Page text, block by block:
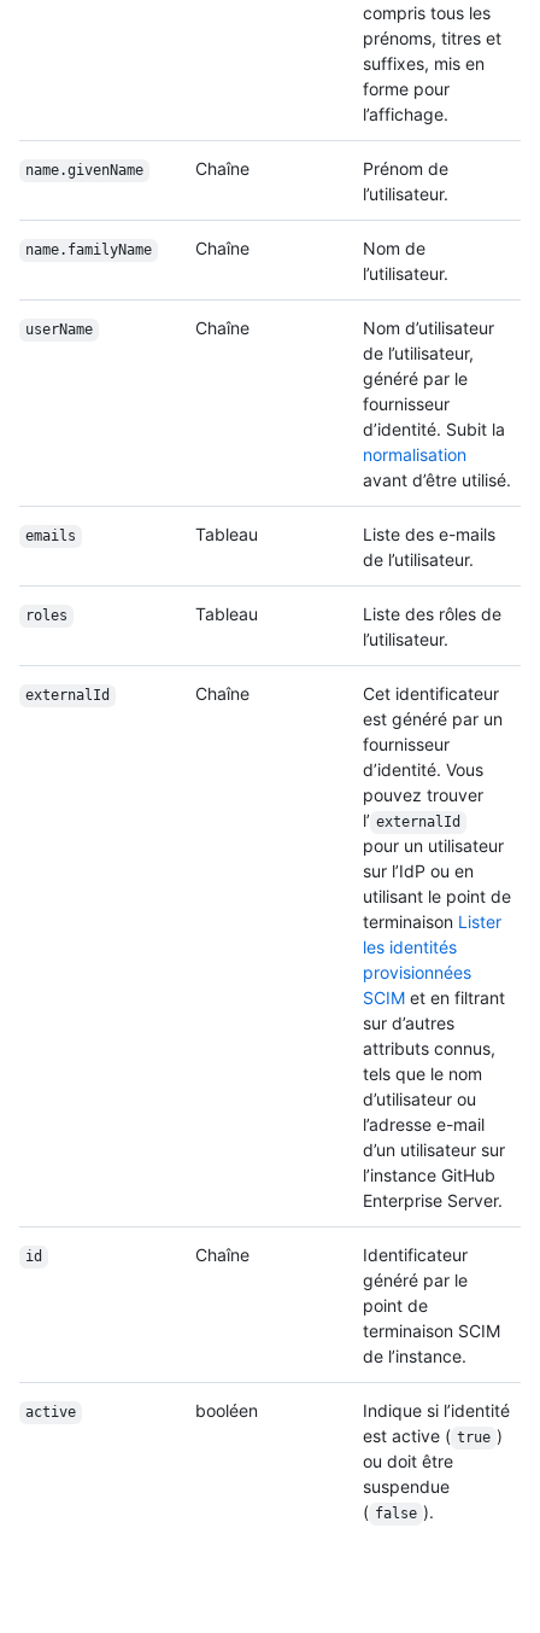
compris tous les
prénoms, titres et
suffixes, mis en
forme pour
l’affichage.
name.givenName Chaîne
Prénom de
l’utilisateur.
name.familyName Chaîne
Nom de
l’utilisateur.
userName Chaîne
Nom d’utilisateur
de l’utilisateur,
généré par le
fournisseur
d’identité. Subit la
normalisation
avant d’être utilisé.
emails Tableau
Liste des e-mails
de l’utilisateur.
roles Tableau
Liste des rôles de
l’utilisateur.
externalId Chaîne
Cet identificateur
est généré par un
fournisseur
d’identité. Vous
pouvez trouver
l’ externalId
pour un utilisateur
sur l’IdP ou en
utilisant le point de
terminaison Lister
les identités
provisionnées
SCIM et en filtrant
sur d’autres
attributs connus,
tels que le nom
d’utilisateur ou
l’adresse e-mail
d’un utilisateur sur
l’instance GitHub
Enterprise Server.
id Chaîne
Identificateur
généré par le
point de
terminaison SCIM
de l’instance.
active booléen
Indique si l’identité
est active ( true )
ou doit être
suspendue
( false ).